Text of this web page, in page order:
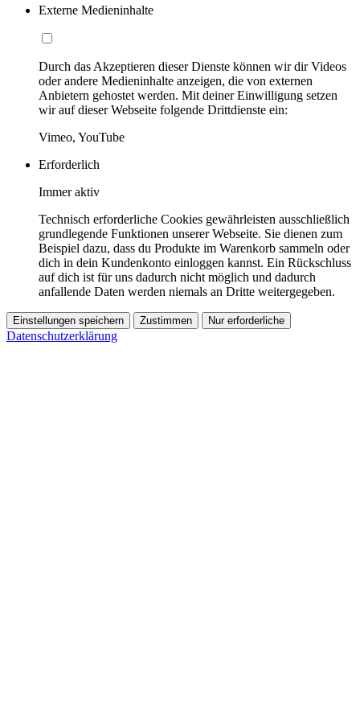
Externe Medieninhalte
Durch das Akzeptieren dieser Dienste können wir dir Videos
oder andere Medieninhalte anzeigen, die von externen
Anbietern gehostet werden. Mit deiner Einwilligung setzen
wir auf dieser Webseite folgende Drittdienste ein:
Vimeo, YouTube
Erforderlich
Immer aktiv
Technisch erforderliche Cookies gewährleisten ausschließlich
grundlegende Funktionen unserer Webseite. Sie dienen zum
Beispiel dazu, dass du Produkte im Warenkorb sammeln oder
dich in dein Kundenkonto einloggen kannst. Ein Rückschluss
auf dich ist für uns dadurch nicht möglich und dadurch
anfallende Daten werden niemals an Dritte weitergegeben.
Einstellungen speichern Zustimmen Nur erforderliche
Datenschutzerklärung